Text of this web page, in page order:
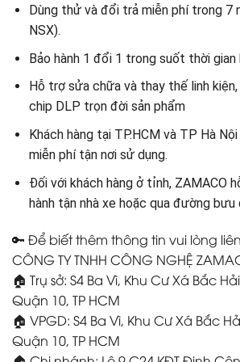
Dùng thử và đổi trả miễn phí trong 7
NSX).
Bảo hành 1 đổi 1 trong suốt thời gian
Hỗ trợ sửa chữa và thay thế linh kiện,
chip DLP trọn đời sản phẩm
Khách hàng tại TP.HCM và TP Hà
miễn phí tận nơi sử dụng.
Đối với khách hàng ở tỉnh, ZAMACO
hành tận nhà xe hoặc qua đường bưu
🔑 Để biết thêm thông tin vui lòng
CÔNG TY TNHH CÔNG NGHỆ
🏠 Trụ sở: S4 Ba Vì, Khu Cư Xá Bắc
Quận 10, TP HCM
🏠 VPGD: S4 Ba Vì, Khu Cư Xá Bắc
Quận 10, TP HCM